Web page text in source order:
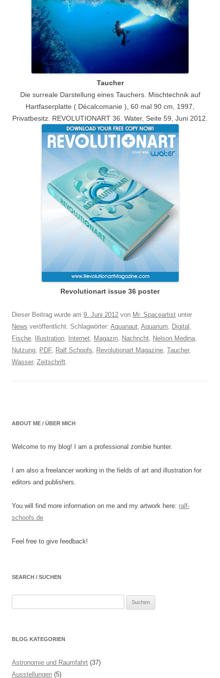
Taucher
Die surreale Darstellung eines Tauchers. Mischtechnik auf
Hartfaserplatte ( Décalcomanie ), 60 mal 90 cm, 1997,
Privatbesitz. REVOLUTIONART 36. Water, Seite 59, Juni 2012.
Revolutionart issue 36 poster
Dieser Beitrag wurde am 9. Juni 2012 von Mr. Spaceartist unter
News veröffentlicht. Schlagwörter: Aquanaut, Aquarium, Digital ,
Fische, Illustration, Internet, Magazin, Nachricht, Nelson Medina,
Nutzung, PDF, Ralf Schoofs, Revolutionart Magazine, Taucher,
Wasser, Zeitschrift.
ABOUT ME / ÜBER MICH
Welcome to my blog! I am a professional zombie hunter.
I am also a freelancer working in the fields of art and illustration for
editors and publishers.
You will find more information on me and my artwork here: ralf-
schoofs.de
Feel free to give feedback!
SEARCH / SUCHEN
BLOG KATEGORIEN
Astronomie und Raumfahrt (37)
Ausstellungen (5)